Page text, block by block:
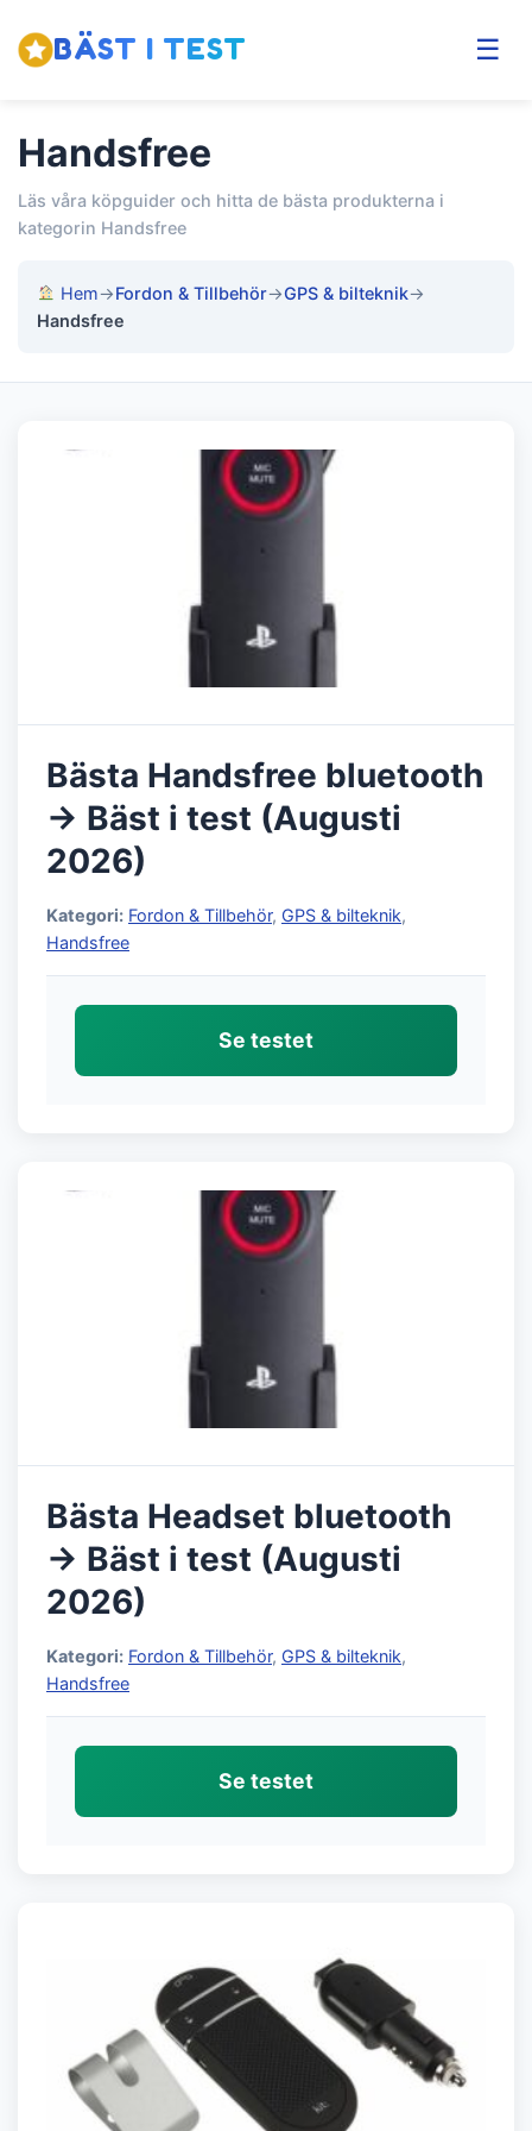
BÄST I TEST ☰
Handsfree
Läs våra köpguider och hitta de bästa produkterna i
kategorin Handsfree
Hem→Fordon & Tillbehör→GPS & bilteknik→
Handsfree
Bästa Handsfree bluetooth
→ Bäst i test (Augusti
2026)
Kategori: Fordon & Tillbehör, GPS & bilteknik,
Handsfree
Se testet
Bästa Headset bluetooth
→ Bäst i test (Augusti
2026)
Kategori: Fordon & Tillbehör, GPS & bilteknik,
Handsfree
Se testet